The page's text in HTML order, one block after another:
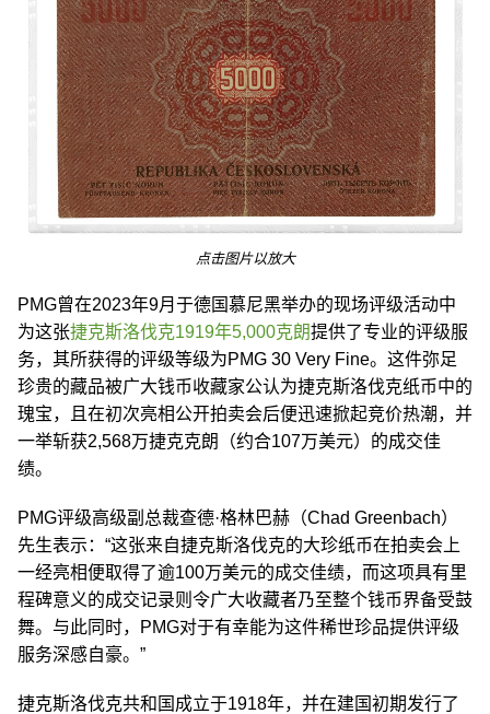
点击图片以放大
PMG曾在2023年9月于德国慕尼黑举办的现场评级活动中
为这张捷克斯洛伐克1919年5,000克朗提供了专业的评级服
务，其所获得的评级等级为PMG 30 Very Fine。这件弥足
珍贵的藏品被广大钱币收藏家公认为捷克斯洛伐克纸币中的
瑰宝，且在初次亮相公开拍卖会后便迅速掀起竞价热潮，并
一举斩获2,568万捷克克朗（约合107万美元）的成交佳
绩。
PMG评级高级副总裁查德·格林巴赫（Chad Greenbach）
先生表示：“这张来自捷克斯洛伐克的大珍纸币在拍卖会上
一经亮相便取得了逾100万美元的成交佳绩，而这项具有里
程碑意义的成交记录则令广大收藏者乃至整个钱币界备受鼓
舞。与此同时，PMG对于有幸能为这件稀世珍品提供评级
服务深感自豪。”
捷克斯洛伐克共和国成立于1918年，并在建国初期发行了